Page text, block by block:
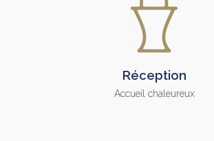
Réception
Accueil chaleureux